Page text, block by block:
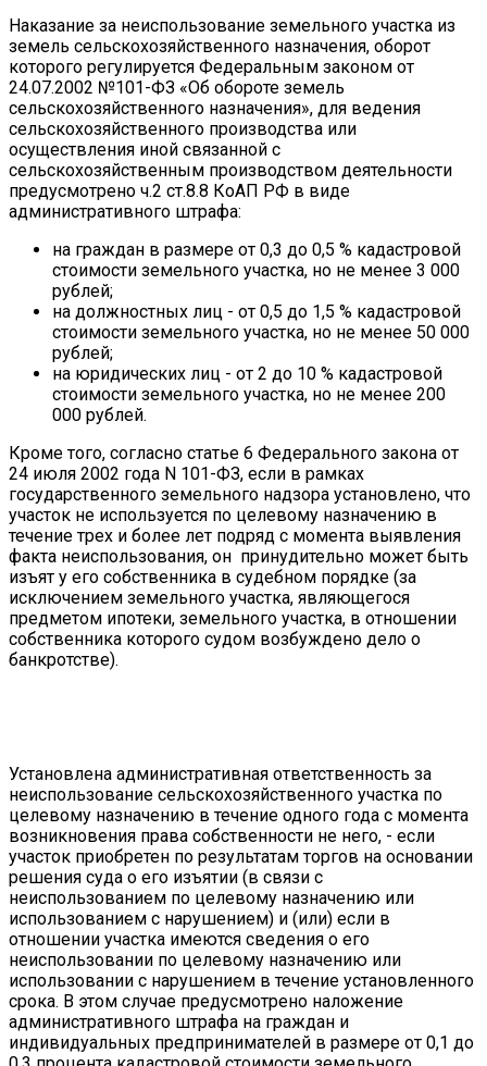
Наказание за неиспользование земельного участка из
земель сельскохозяйственного назначения, оборот
которого регулируется Федеральным законом от
24.07.2002 №101-ФЗ «Об обороте земель
сельскохозяйственного назначения», для ведения
сельскохозяйственного производства или
осуществления иной связанной с
сельскохозяйственным производством деятельности
предусмотрено ч.2 ст.8.8 КоАП РФ в виде
административного штрафа:
на граждан в размере от 0,3 до 0,5 % кадастровой
стоимости земельного участка, но не менее 3 000
рублей;
на должностных лиц - от 0,5 до 1,5 % кадастровой
стоимости земельного участка, но не менее 50 000
рублей;
на юридических лиц - от 2 до 10 % кадастровой
стоимости земельного участка, но не менее 200
000 рублей.
Кроме того, согласно статье 6 Федерального закона от
24 июля 2002 года N 101-ФЗ, если в рамках
государственного земельного надзора установлено, что
участок не используется по целевому назначению в
течение трех и более лет подряд с момента выявления
факта неиспользования, он принудительно может быть
изъят у его собственника в судебном порядке (за
исключением земельного участка, являющегося
предметом ипотеки, земельного участка, в отношении
собственника которого судом возбуждено дело о
банкротстве).
Установлена административная ответственность за
неиспользование сельскохозяйственного участка по
целевому назначению в течение одного года с момента
возникновения права собственности не него, - если
участок приобретен по результатам торгов на основании
решения суда о его изъятии (в связи с
неиспользованием по целевому назначению или
использованием с нарушением) и (или) если в
отношении участка имеются сведения о его
неиспользовании по целевому назначению или
использовании с нарушением в течение установленного
срока. В этом случае предусмотрено наложение
административного штрафа на граждан и
индивидуальных предпринимателей в размере от 0,1 до